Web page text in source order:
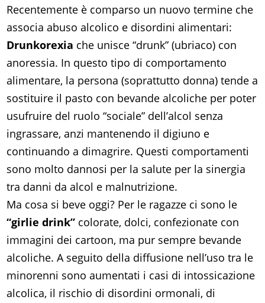
Recentemente è comparso un nuovo termine che
associa abuso alcolico e disordini alimentari:
Drunkorexia che unisce “drunk” (ubriaco) con
anoressia. In questo tipo di comportamento
alimentare, la persona (soprattutto donna) tende a
sostituire il pasto con bevande alcoliche per poter
usufruire del ruolo “sociale” dell’alcol senza
ingrassare, anzi mantenendo il digiuno e
continuando a dimagrire. Questi comportamenti
sono molto dannosi per la salute per la sinergia
tra danni da alcol e malnutrizione.
Ma cosa si beve oggi? Per le ragazze ci sono le
“girlie drink” colorate, dolci, confezionate con
immagini dei cartoon, ma pur sempre bevande
alcoliche. A seguito della diffusione nell’uso tra le
minorenni sono aumentati i casi di intossicazione
alcolica, il rischio di disordini ormonali, di